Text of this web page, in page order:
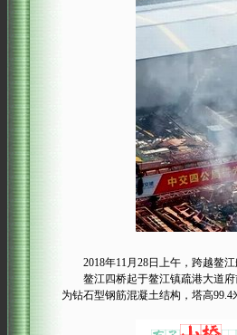
2018年11月28日上午，跨越鳌江
鳌江四桥起于鳌江镇疏港大道府
为钻石型钢筋混凝土结构，塔高99.4